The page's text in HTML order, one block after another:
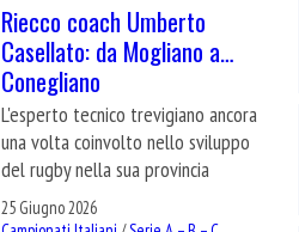
Riecco coach Umberto
Casellato: da Mogliano a…
Conegliano
L'esperto tecnico trevigiano ancora
una volta coinvolto nello sviluppo
del rugby nella sua provincia
25 Giugno 2026